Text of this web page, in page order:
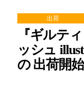
出荷
『ギルテ
ッシュ
の 出荷開